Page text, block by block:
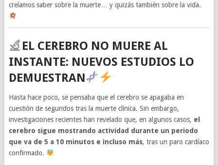
creíamos saber sobre la muerte… y quizás también sobre la vida.
EL CEREBRO NO MUERE AL
INSTANTE: NUEVOS ESTUDIOS LO
DEMUESTRAN
Hasta hace poco, se pensaba que el cerebro se apagaba en
cuestión de segundos tras la muerte clínica. Sin embargo,
investigaciones recientes han revelado que, en algunos casos, el
cerebro sigue mostrando actividad durante un periodo
que va de 5 a 10 minutos e incluso más, tras un paro cardíaco
confirmado.